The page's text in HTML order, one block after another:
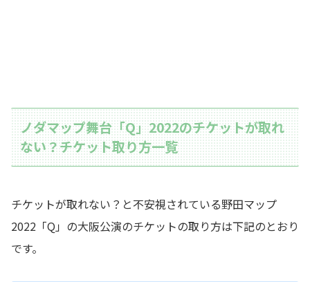
ノダマップ舞台「Q」2022のチケットが取れ
ない？チケット取り方一覧
チケットが取れない？と不安視されている野田マップ
2022「Q」の大阪公演のチケットの取り方は下記のとおり
です。